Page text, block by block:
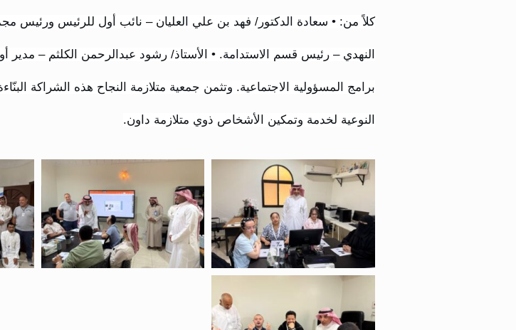
كلاً من: • سعادة الدكتور/ فهد بن علي العليان – نائب أول للرئيس ورئيس
النهدي – رئيس قسم الاستدامة. • الأستاذ/ رشود عبدالرحمن الكلثم – مدير
برامج المسؤولية الاجتماعية. وتثمن جمعية متلازمة النجاح هذه الشراكة
النوعية لخدمة وتمكين الأشخاص ذوي متلازمة داون.